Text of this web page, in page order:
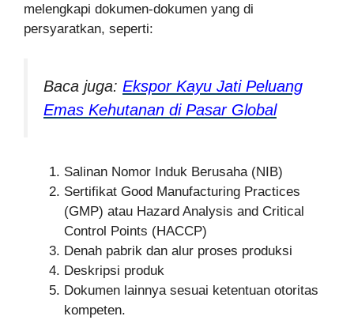
melengkapi dokumen-dokumen yang di
persyaratkan, seperti:
Baca juga: Ekspor Kayu Jati Peluang
Emas Kehutanan di Pasar Global
Salinan Nomor Induk Berusaha (NIB)
Sertifikat Good Manufacturing Practices
(GMP) atau Hazard Analysis and Critical
Control Points (HACCP)
Denah pabrik dan alur proses produksi
Deskripsi produk
Dokumen lainnya sesuai ketentuan otoritas
kompeten.